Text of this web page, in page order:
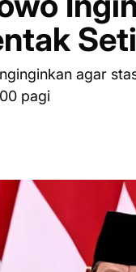
agar
pagi